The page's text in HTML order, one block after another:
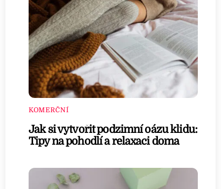
KOMERČNÍ
Jak si vytvořit podzimní oázu klidu:
Tipy na pohodlí a relaxaci doma